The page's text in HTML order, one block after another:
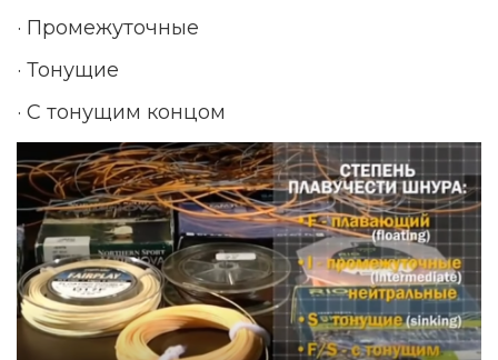
· Промежуточные
· Тонущие
· С тонущим концом